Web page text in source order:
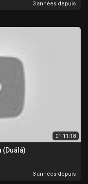
3 années depuis
01:11:18
(Duálá)
3 années depuis